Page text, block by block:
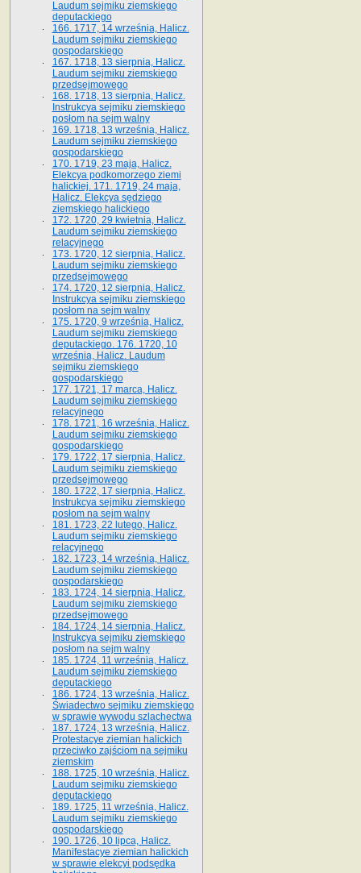
Laudum sejmiku ziemskiego
deputackiego
166. 1717, 14 września, Halicz.
Laudum sejmiku ziemskiego
gospodarskiego
167. 1718, 13 sierpnia, Halicz.
Laudum sejmiku ziemskiego
przedsejmowego
168. 1718, 13 sierpnia, Halicz.
Instrukcya sejmiku ziemskiego
posłom na sejm walny
169. 1718, 13 września, Halicz.
Laudum sejmiku ziemskiego
gospodarskiego
170. 1719, 23 maja, Halicz.
Elekcya podkomorzego ziemi
halickiej. 171. 1719, 24 maja,
Halicz. Elekcya sędziego
ziemskiego halickiego
172. 1720, 29 kwietnia, Halicz.
Laudum sejmiku ziemskiego
relacyjnego
173. 1720, 12 sierpnia, Halicz.
Laudum sejmiku ziemskiego
przedsejmowego
174. 1720, 12 sierpnia, Halicz.
Instrukcya sejmiku ziemskiego
posłom na sejm walny
175. 1720, 9 września, Halicz.
Laudum sejmiku ziemskiego
deputackiego. 176. 1720, 10
września, Halicz. Laudum
sejmiku ziemskiego
gospodarskiego
177. 1721, 17 marca, Halicz.
Laudum sejmiku ziemskiego
relacyjnego
178. 1721, 16 września, Halicz.
Laudum sejmiku ziemskiego
gospodarskiego
179. 1722, 17 sierpnia, Halicz.
Laudum sejmiku ziemskiego
przedsejmowego
180. 1722, 17 sierpnia, Halicz.
Instrukcya sejmiku ziemskiego
posłom na sejm walny
181. 1723, 22 lutego, Halicz.
Laudum sejmiku ziemskiego
relacyjnego
182. 1723, 14 września, Halicz.
Laudum sejmiku ziemskiego
gospodarskiego
183. 1724, 14 sierpnia, Halicz.
Laudum sejmiku ziemskiego
przedsejmowego
184. 1724, 14 sierpnia, Halicz.
Instrukcya sejmiku ziemskiego
posłom na sejm walny
185. 1724, 11 września, Halicz.
Laudum sejmiku ziemskiego
deputackiego
186. 1724, 13 września, Halicz.
Świadectwo sejmiku ziemskiego
w sprawie wywodu szlachectwa
187. 1724, 13 września, Halicz.
Protestacye ziemian halickich
przeciwko zajściom na sejmiku
ziemskim
188. 1725, 10 września, Halicz.
Laudum sejmiku ziemskiego
deputackiego
189. 1725, 11 września, Halicz.
Laudum sejmiku ziemskiego
gospodarskiego
190. 1726, 10 lipca, Halicz.
Manifestacye ziemian halickich
w sprawie elekcyi podsędka